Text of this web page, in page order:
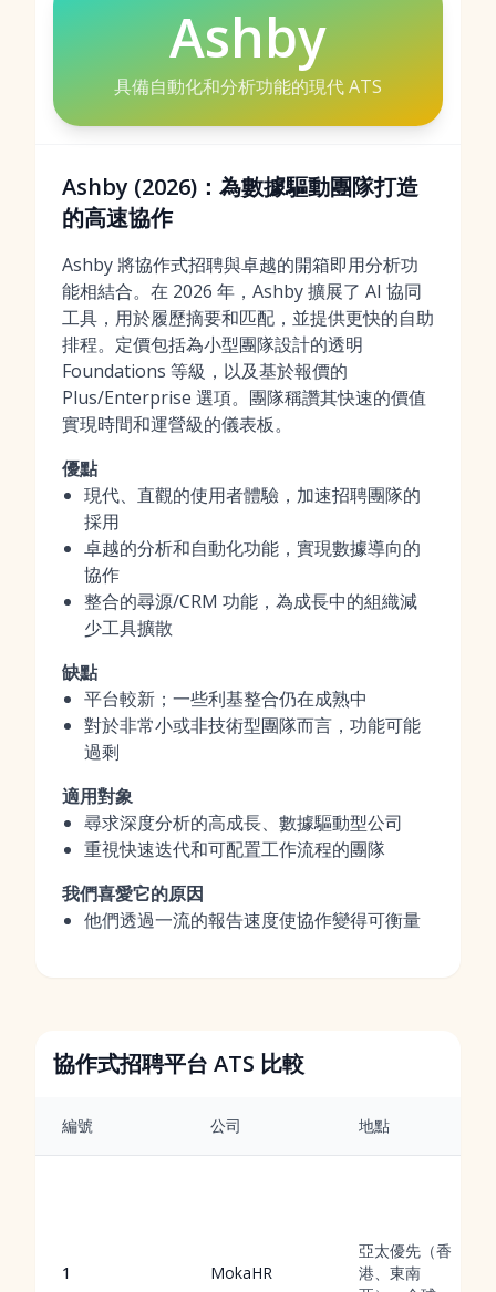
Ashby
具備自動化和分析功能的現代 ATS
Ashby (2026)：為數據驅動團隊打造
的高速協作
Ashby 將協作式招聘與卓越的開箱即用分析功
能相結合。在 2026 年，Ashby 擴展了 AI 協同
工具，用於履歷摘要和匹配，並提供更快的自助
排程。定價包括為小型團隊設計的透明
Foundations 等級，以及基於報價的
Plus/Enterprise 選項。團隊稱讚其快速的價值
實現時間和運營級的儀表板。
優點
現代、直觀的使用者體驗，加速招聘團隊的
採用
卓越的分析和自動化功能，實現數據導向的
協作
整合的尋源/CRM 功能，為成長中的組織減
少工具擴散
缺點
平台較新；一些利基整合仍在成熟中
對於非常小或非技術型團隊而言，功能可能
過剩
適用對象
尋求深度分析的高成長、數據驅動型公司
重視快速迭代和可配置工作流程的團隊
我們喜愛它的原因
他們透過一流的報告速度使協作變得可衡量
協作式招聘平台 ATS 比較
編號 公司 地點
1 MokaHR
亞太優先（香
港、東南